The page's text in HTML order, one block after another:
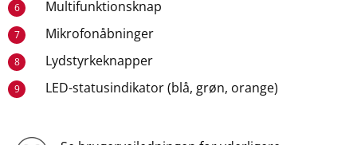
6 Multifunktionsknap
7 Mikrofonåbninger
8 Lydstyrkeknapper
9 LED-statusindikator (blå, grøn, orange)